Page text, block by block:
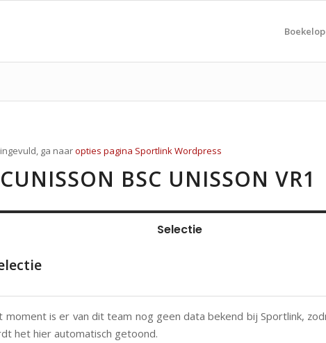
ga naaropties pagina Sportlink Wordpress
BSC UNISSON VR1
Selectie
moment is er van dit team nog geen data bekend bij Sportlink,
het hier automatisch getoond.